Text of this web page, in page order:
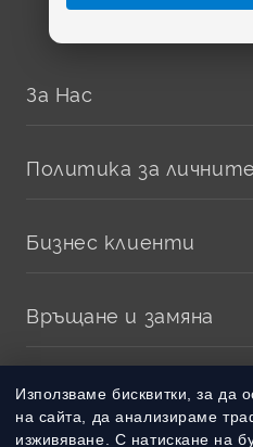
Използваме бисквитки, за да
на сайта, да анализираме
изживяване. С натискане на
За Нас
Политика за
Бизнес клиенти
Връщане и замяна
Методи на плащане